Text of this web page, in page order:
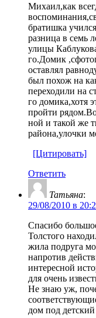
Михаил,как
братишка
разница в семь
улицы
го.Домик
оставлял
был похож на
переходили на
го домика,хотя
пройти
ной и такой же
района,улочки
[Цитировать]
Ответить
Татьяна:
29/08/2010 в
Спасибо
Толстого
жила подруга
напротив
интересной
для очень
Не знаю уж,
дом под